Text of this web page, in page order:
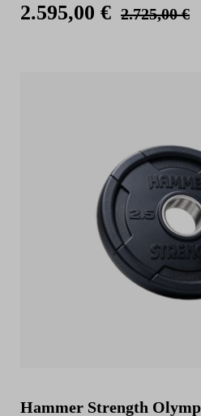
2.595,00 € 2.725,00 €
Hammer Strength